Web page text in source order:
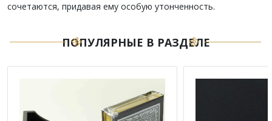
сочетаются, придавая ему особую утонченность.
ПОПУЛЯРНЫЕ В РАЗДЕЛЕ